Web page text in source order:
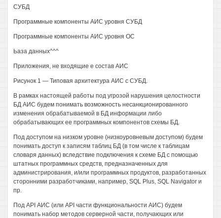
СУБД
Программные компоненты АИС уровня СУБД
Программные компоненты АИС уровня ОС
Ьаза данных^^^
Приложения, не входящие е состав АИС
Рисунок 1 — Типовая архитектура АИС с СУБД.
В рамках настоящей работы под угрозой нарушения целостности
БД АИС будем понимать возможность несанкционированного
изменения обрабатываемой в БД информации либо
обрабатывающих ее программных компонентов схемы БД.
Под доступом на низком уровне (низкоуровневым доступом) будем
понимать доступ к записям таблиц БД (в том числе к таблицам
словаря данных) вследствие подключения к схеме БД с помощью
штатных программных средств, предназначенных для
администрирования, и/или программных продуктов, разработанных
сторонними разработчиками, например, SQL Plus, SQL Navigator и
пр.
Под API АИС (или API части функциональности АИС) будем
понимать набор методов серверной части, получающих или